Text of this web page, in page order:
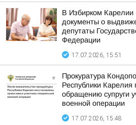
В Избирком Карелии
документы о
депутаты
Федерации
17.07.2026, 15:51
Прокуратура
Республики Карелия
обращению супруги
военной операции
17.07.2026, 15:48